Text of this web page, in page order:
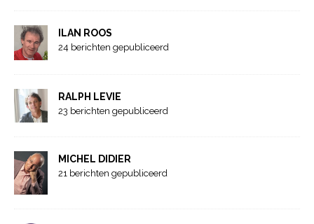
ILAN ROOS
24 berichten gepubliceerd
RALPH LEVIE
23 berichten gepubliceerd
MICHEL DIDIER
21 berichten gepubliceerd